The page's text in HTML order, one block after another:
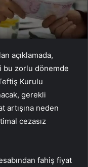
açıklamada,
bu zorlu dönemde
Kurulu
gerekli
artışına neden
cezasız
fahiş fiyat